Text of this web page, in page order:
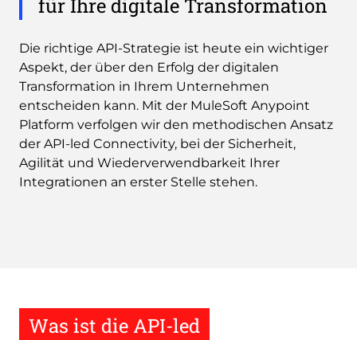
für Ihre digitale Transformation
Die richtige API-Strategie ist heute ein wichtiger
Aspekt, der über den Erfolg der digitalen
Transformation in Ihrem Unternehmen
entscheiden kann. Mit der MuleSoft Anypoint
Platform verfolgen wir den methodischen Ansatz
der API-led Connectivity, bei der Sicherheit,
Agilität und Wiederverwendbarkeit Ihrer
Integrationen an erster Stelle stehen.
Was ist die API-led